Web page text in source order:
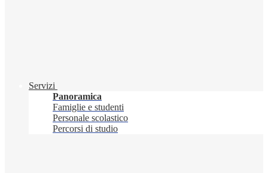
Servizi
Panoramica
Famiglie e studenti
Personale scolastico
Percorsi di studio